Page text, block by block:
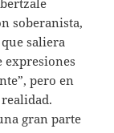
soberanista,
saliera
expresiones
pero en
realidad.
gran parte